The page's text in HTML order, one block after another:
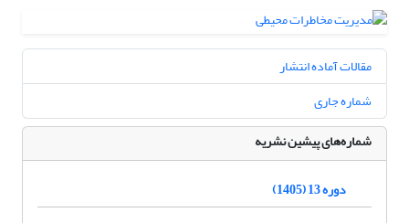
مقالات آماده انتشار
شماره جاری
شماره‌های پیشین نشریه
دوره 13 (1405)